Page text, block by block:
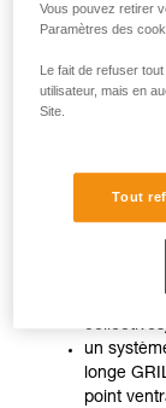
doit utiliser
un
longe
point
Vous pouvez retirer
Paramètres des
Le fait de refuser
utilisateur, mais en
Site.
Tout